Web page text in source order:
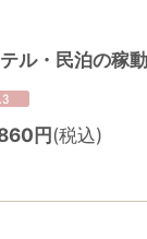
テル・民泊の稼
円(税込)